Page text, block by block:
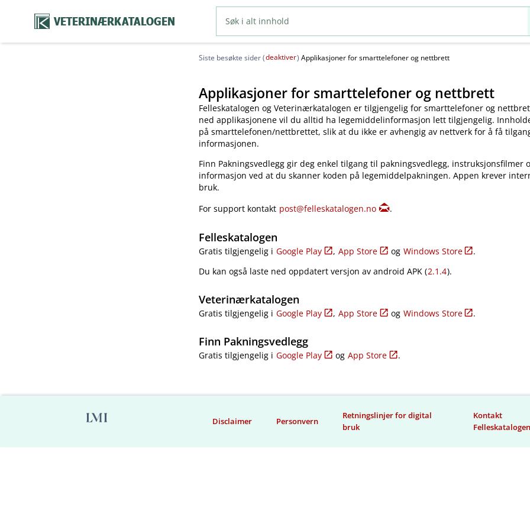
VETERINÆRKATALOGEN
Siste besøkte sider (deaktiver) Applikasjoner for smarttelefoner og nettbrett
Applikasjoner for smarttelefoner og nettbrett
Felleskatalogen og Veterinærkatalogen er tilgjengelig for smarttelefoner og
ned applikasjonene vil du alltid ha legemiddelinformasjon lett tilgjengelig.
på smarttelefonen​/​nettbrettet, slik at du ikke er avhengig av nettverk for å få
informasjonen.
Finn Pakningsvedlegg gir deg enkel tilgang til pakningsvedlegg, instruksjonsfilmer
informasjon ved at du skanner koden på legemiddelpakningen. Appen krever
bruk.
For support kontakt post@felleskatalogen.no .
Felleskatalogen
Gratis tilgjengelig i Google Play , App Store og Windows Store
.
Du kan også laste ned oppdatert versjon av android APK (2.1.4).
Veterinærkatalogen
Gratis tilgjengelig i Google Play , App Store og Windows Store .
Finn Pakningsvedlegg
Gratis tilgjengelig i Google Play og App Store .
Disclaimer Personvern
Retningslinjer for digital
bruk
Kontakt
Felleskatalogen